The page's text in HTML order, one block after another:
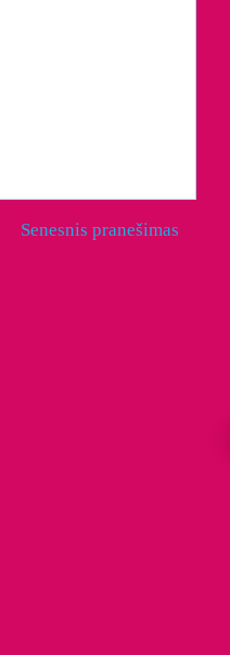
Senesnis pranešimas